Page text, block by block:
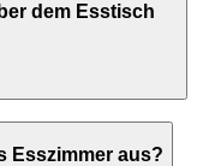
dem Esstisch
Esszimmer aus?